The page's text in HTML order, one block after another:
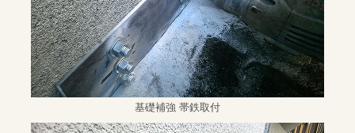
基礎補強 帯鉄取付